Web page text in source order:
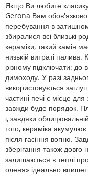
Якщо Ви любите класику
Gerona Вам обов'язково
перебування в
збиралися всі близькі
кераміки, такий камін
низькій витраті
різному підключати: до
димоходу. У разі
використовується
частині печі є місце
завжди буде порядок.
і, завдяки
того, кераміка
після гасіння вогню.
зберігання також довго
залишаються в теплі
оленя» ідеально